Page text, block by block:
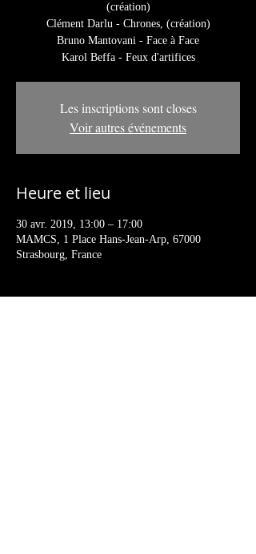
(création)
Clément Darlu - Chrones, (création)
Bruno Mantovani - Face à Face
Karol Beffa - Feux d'artifices
Les inscriptions sont closes
Voir autres événements
Heure et lieu
30 avr. 2019, 13:00 – 17:00
MAMCS, 1 Place Hans-Jean-Arp, 67000
Strasbourg, France